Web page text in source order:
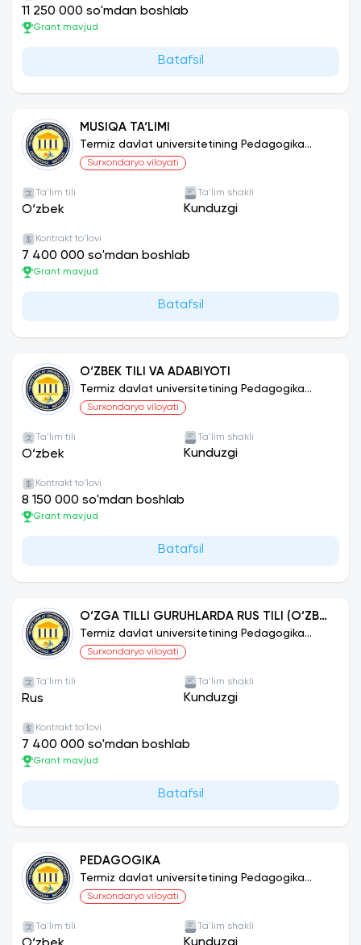
11 250 000 so'mdan boshlab
Grant mavjud
Batafsil
MUSIQA TA‘LIMI
Termiz davlat universitetining Pedagogika
instituti
Surxondaryo viloyati
Ta'lim tili
O‘zbek
Ta'lim shakli
Kunduzgi
Kontrakt to'lovi
7 400 000 so'mdan boshlab
Grant mavjud
Batafsil
O‘ZBEK TILI VA ADABIYOTI
Termiz davlat universitetining Pedagogika
instituti
Surxondaryo viloyati
Ta'lim tili
O‘zbek
Ta'lim shakli
Kunduzgi
Kontrakt to'lovi
8 150 000 so'mdan boshlab
Grant mavjud
Batafsil
O‘ZGA TILLI GURUHLARDA RUS TILI (O‘ZBEK
GURUHLARI UCHUN)
Termiz davlat universitetining Pedagogika
instituti
Surxondaryo viloyati
Ta'lim tili
Rus
Ta'lim shakli
Kunduzgi
Kontrakt to'lovi
7 400 000 so'mdan boshlab
Grant mavjud
Batafsil
PEDAGOGIKA
Termiz davlat universitetining Pedagogika
instituti
Surxondaryo viloyati
Ta'lim tili Ta'lim shakli